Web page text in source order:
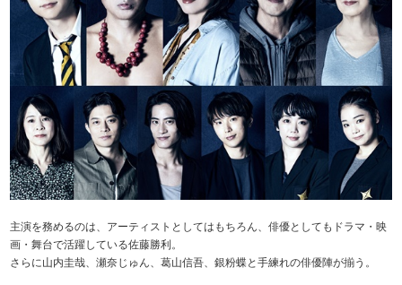
主演を務めるのは、アーティストとしてはもちろん、俳優としてもドラマ・映
画・舞台で活躍している佐藤勝利。
さらに山内圭哉、瀬奈じゅん、葛山信吾、銀粉蝶と手練れの俳優陣が揃う。